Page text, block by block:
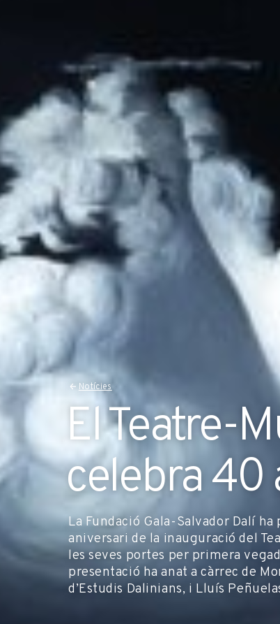
Notícies
El Teatre-
celebra 40
La Fundació Gala-Salvador Dalí
aniversari de la inauguració del
les seves portes per primera
presentació ha anat a càrrec de
d’Estudis Dalinians, i Lluís